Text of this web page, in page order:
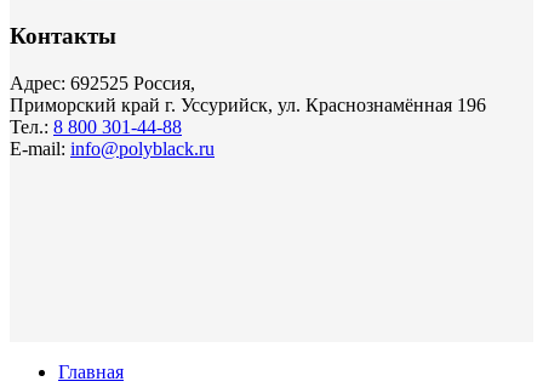
Контакты
Адрес: 692525 Россия,
Приморский край г. Уссурийск, ул. Краснознамённая 196
Тел.: 8 800 301-44-88
E-mail: info@polyblack.ru
Главная